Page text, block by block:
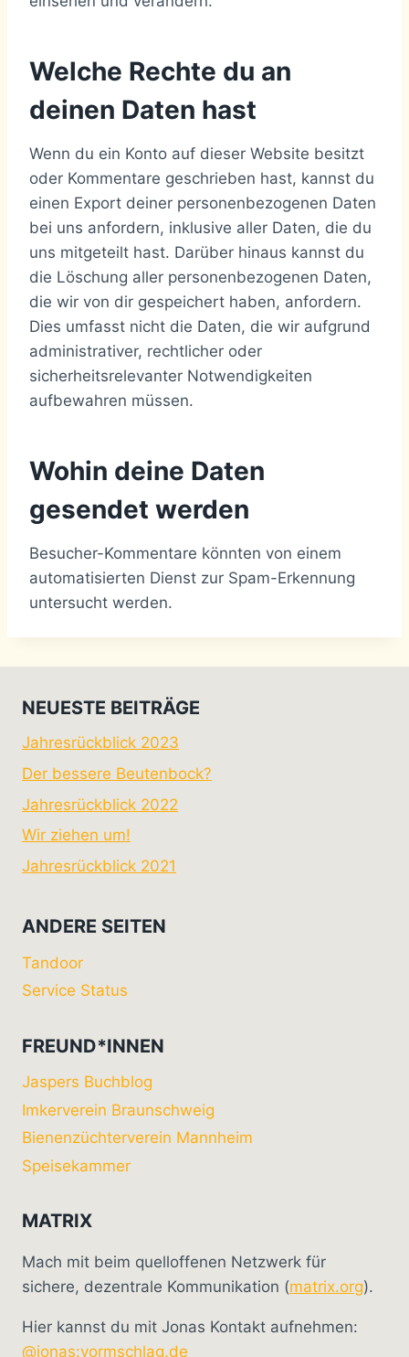
Welche Rechte du an
deinen Daten hast
Wenn du ein Konto auf dieser Website besitzt
oder Kommentare geschrieben hast, kannst du
einen Export deiner personenbezogenen Daten
bei uns anfordern, inklusive aller Daten, die du
uns mitgeteilt hast. Darüber hinaus kannst du
die Löschung aller personenbezogenen Daten,
die wir von dir gespeichert haben, anfordern.
Dies umfasst nicht die Daten, die wir aufgrund
administrativer, rechtlicher oder
sicherheitsrelevanter Notwendigkeiten
aufbewahren müssen.
Wohin deine Daten
gesendet werden
Besucher-Kommentare könnten von einem
automatisierten Dienst zur Spam-Erkennung
untersucht werden.
NEUESTE BEITRÄGE
Jahresrückblick 2023
Der bessere Beutenbock?
Jahresrückblick 2022
Wir ziehen um!
Jahresrückblick 2021
ANDERE SEITEN
Tandoor
Service Status
FREUND*INNEN
Jaspers Buchblog
Imkerverein Braunschweig
Bienenzüchterverein Mannheim
Speisekammer
MATRIX
Mach mit beim quelloffenen Netzwerk für
sichere, dezentrale Kommunikation (matrix.org).
Hier kannst du mit Jonas Kontakt aufnehmen:
@jonas:vormschlag.de